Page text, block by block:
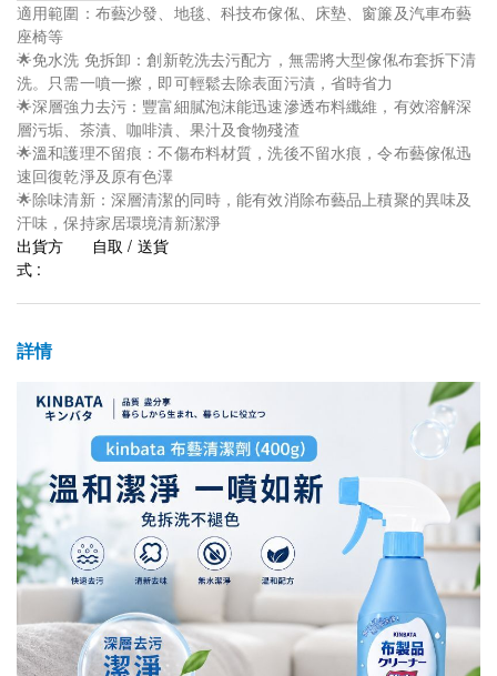
適用範圍：布藝沙發、地毯、科技布傢俬、床墊、窗簾及汽車布藝
座椅等
🌟免水洗 免拆卸：創新乾洗去污配方，無需將大型傢俬布套拆下清
洗。只需一噴一擦，即可輕鬆去除表面污漬，省時省力
🌟深層強力去污：豐富細膩泡沫能迅速滲透布料纖維，有效溶解深
層污垢、茶漬、咖啡漬、果汁及食物殘渣
🌟溫和護理不留痕：不傷布料材質，洗後不留水痕，令布藝傢俬迅
速回復乾淨及原有色澤
🌟除味清新：深層清潔的同時，能有效消除布藝品上積聚的異味及
汗味，保持家居環境清新潔淨
出貨方
式 :
自取 / 送貨
詳情